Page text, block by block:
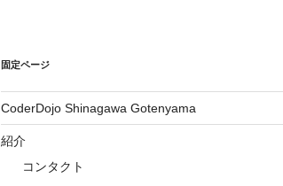
固定ページ
CoderDojo Shinagawa Gotenyama
紹介
コンタクト